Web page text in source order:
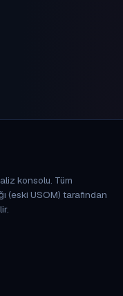
konsolu. Tüm
(eski USOM) tarafından